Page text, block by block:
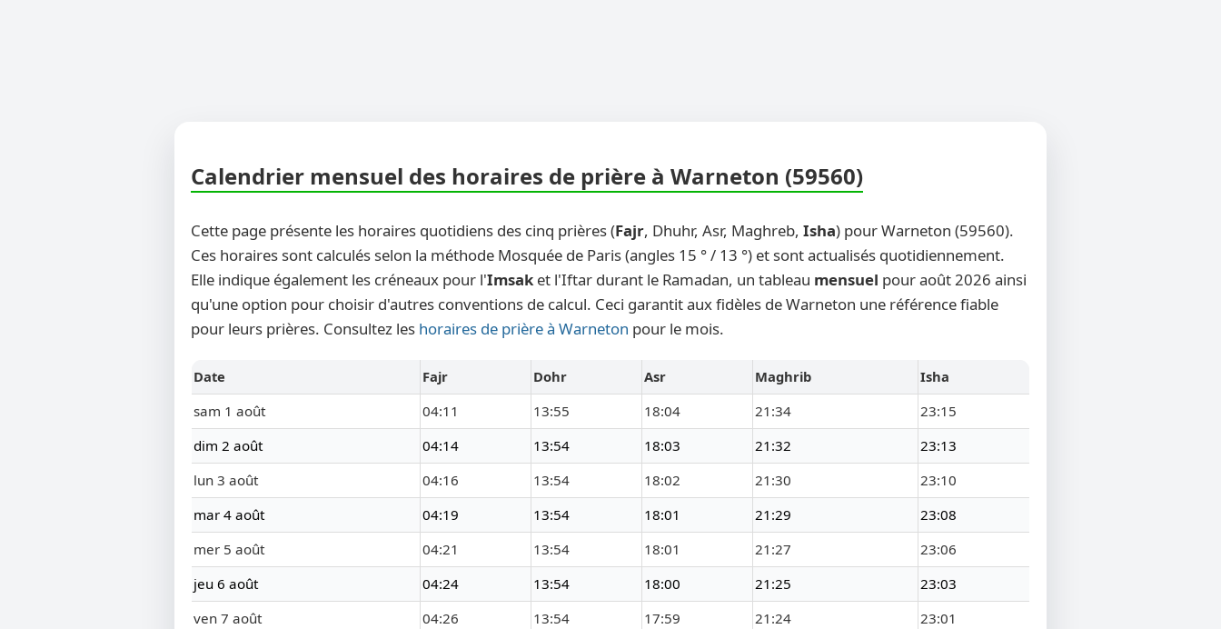
Calendrier mensuel des horaires de prière à Warneton (59560)
Cette page présente les horaires quotidiens des cinq prières (Fajr, Dhuhr, Asr, Maghreb, Isha) pour Warneton (59560).
Ces horaires sont calculés selon la méthode Mosquée de Paris (angles 15 ° / 13 °) et sont actualisés quotidiennement.
Elle indique également les créneaux pour l'Imsak et l'Iftar durant le Ramadan, un tableau mensuel pour août 2026 ainsi
qu'une option pour choisir d'autres conventions de calcul. Ceci garantit aux fidèles de Warneton une référence fiable
pour leurs prières. Consultez les horaires de prière à Warneton pour le mois.
Date Fajr Dohr Asr Maghrib
Isha
sam 1 août
04:11 13:55 18:04 21:34
23:15
dim 2 août
04:14 13:54 18:03 21:32
23:13
lun 3 août
04:16 13:54 18:02 21:30
23:10
mar 4 août
04:19 13:54 18:01 21:29
23:08
mer 5 août
04:21 13:54 18:01 21:27
23:06
jeu 6 août
04:24 13:54 18:00 21:25
23:03
ven 7 août
04:26 13:54 17:59 21:24
23:01